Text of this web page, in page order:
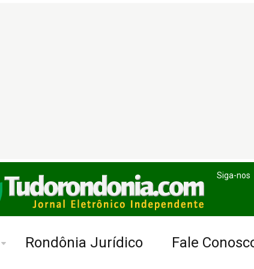
Siga-nos
Rondônia Jurídico Fale